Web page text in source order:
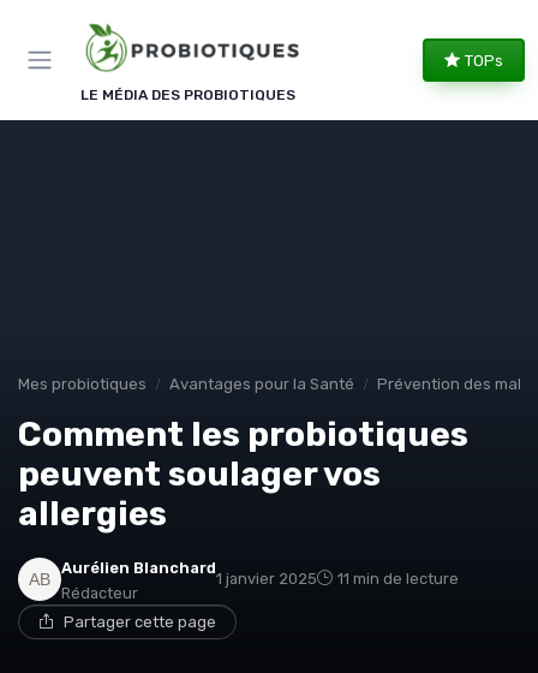
LE MÉDIA DES PROBIOTIQUES
TOPs
Mes probiotiques Avantages pour la Santé Prévention des
Comment les probiotiques
peuvent soulager vos
allergies
Aurélien Blanchard
Rédacteur
1 janvier 2025 11 min de lecture
Partager cette page